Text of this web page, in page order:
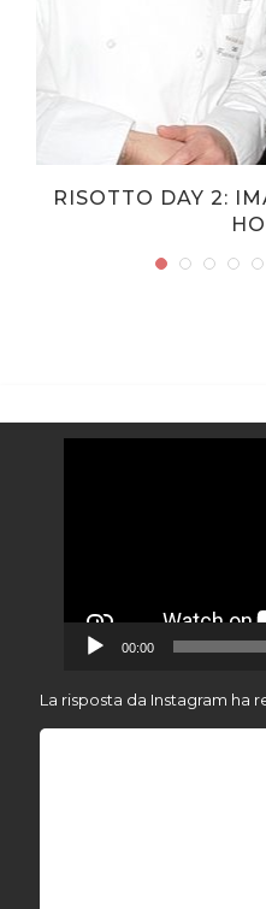
RISOTTO DAY 2:
00:00
La risposta da Instagram ha